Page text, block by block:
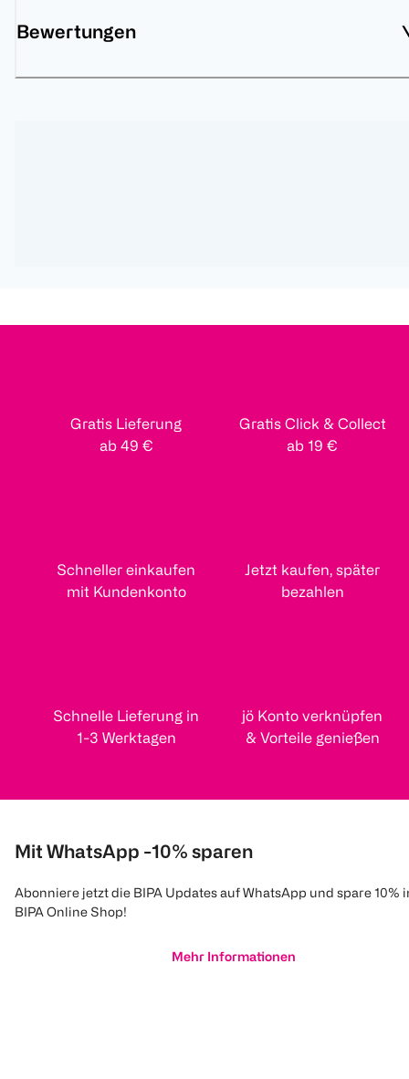
Bewertungen
Gratis Lieferung
ab 49 €
Gratis Click & Collect
ab 19 €
Schneller einkaufen
mit Kundenkonto
Jetzt kaufen, später
bezahlen
Schnelle Lieferung in
1-3 Werktagen
jö Konto verknüpfen
& Vorteile genießen
Mit WhatsApp -10% sparen
Abonniere jetzt die BIPA Updates auf WhatsApp und spare 10%
BIPA Online Shop!
Mehr Informationen